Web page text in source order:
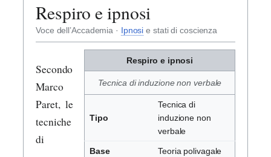
Respiro e ipnosi
Voce dell’Accademia · Ipnosi e stati di coscienza
Respiro e ipnosi
Tecnica di induzione non verbale
Tipo
Tecnica di
induzione non
verbale
Base Teoria polivagale
Secondo
Marco
Paret, le
tecniche
di